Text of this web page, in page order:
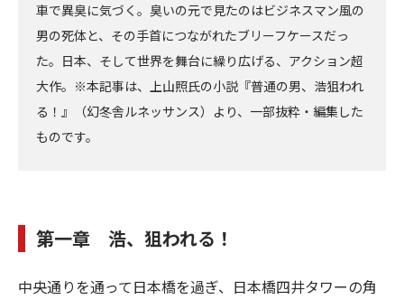
車で異臭に気づく。臭いの元で見たのはビジネスマン風の
男の死体と、その手首につながれたブリーフケースだっ
た。日本、そして世界を舞台に繰り広げる、アクション超
大作。※本記事は、上山照氏の小説『普通の男、浩狙われ
る！』（幻冬舎ルネッサンス）より、一部抜粋・編集した
ものです。
第一章 浩、狙われる！
中央通りを通って日本橋を過ぎ、日本橋四井タワーの角